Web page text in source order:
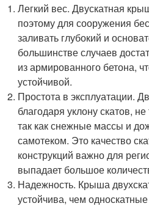
Легкий вес. Двускатная
поэтому для сооружения
заливать глубокий и
большинстве случаев
из армированного бетона,
устойчивой.
Простота в эксплуатации.
благодаря уклону скатов,
так как снежные массы и
самотеком. Это качество
конструкций важно для
выпадает большое
Надежность. Крыша
устойчива, чем